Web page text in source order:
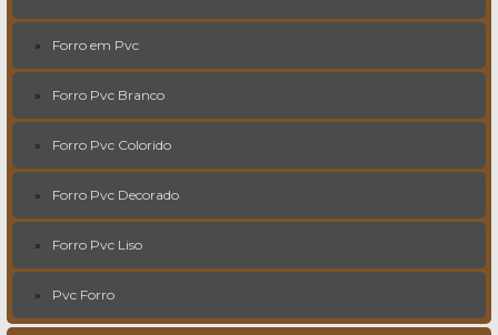
Forro em Pvc
Forro Pvc Branco
Forro Pvc Colorido
Forro Pvc Decorado
Forro Pvc Liso
Pvc Forro